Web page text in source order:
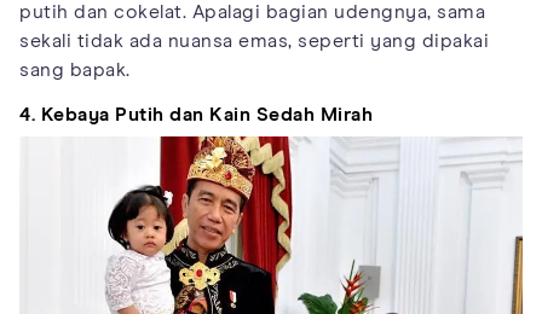
putih dan cokelat. Apalagi bagian udengnya, sama
sekali tidak ada nuansa emas, seperti yang dipakai
sang bapak.
4. Kebaya Putih dan Kain Sedah Mirah